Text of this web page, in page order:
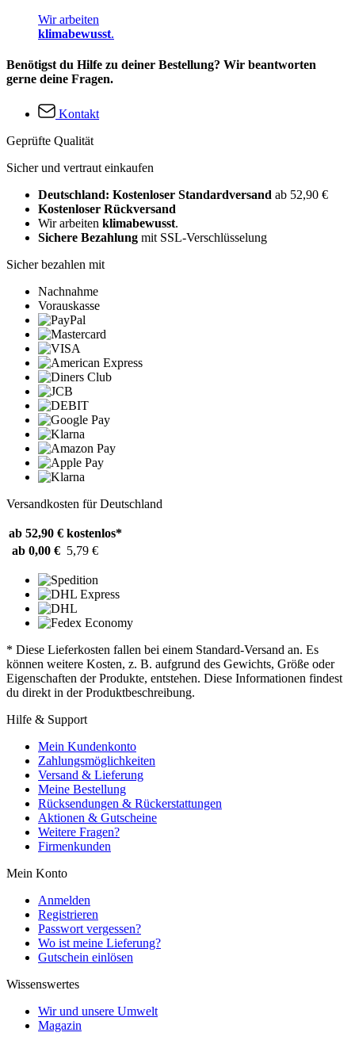
Wir arbeiten
klimabewusst.
Benötigst du Hilfe zu deiner Bestellung? Wir beantworten
gerne deine Fragen.
Kontakt
Geprüfte Qualität
Sicher und vertraut einkaufen
Deutschland: Kostenloser Standardversand ab 52,90 €
Kostenloser Rückversand
Wir arbeiten klimabewusst.
Sichere Bezahlung mit SSL-Verschlüsselung
Sicher bezahlen mit
Nachnahme
Vorauskasse
Versandkosten für Deutschland
ab 52,90 € kostenlos*
ab 0,00 € 5,79 €
* Diese Lieferkosten fallen bei einem Standard-Versand an. Es
können weitere Kosten, z. B. aufgrund des Gewichts, Größe oder
Eigenschaften der Produkte, entstehen. Diese Informationen findest
du direkt in der Produktbeschreibung.
Hilfe & Support
Mein Kundenkonto
Zahlungsmöglichkeiten
Versand & Lieferung
Meine Bestellung
Rücksendungen & Rückerstattungen
Aktionen & Gutscheine
Weitere Fragen?
Firmenkunden
Mein Konto
Anmelden
Registrieren
Passwort vergessen?
Wo ist meine Lieferung?
Gutschein einlösen
Wissenswertes
Wir und unsere Umwelt
Magazin